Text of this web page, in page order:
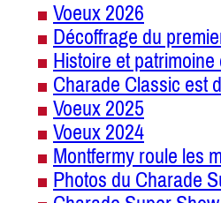
Voeux 2026
Décoffrage du
Histoire et
Charade Classic est
Voeux 2025
Voeux 2024
Montfermy roule les
Photos du Charade